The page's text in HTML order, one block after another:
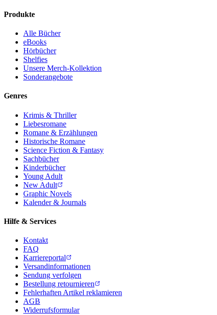
Produkte
Alle Bücher
eBooks
Hörbücher
Shelfies
Unsere Merch-Kollektion
Sonderangebote
Genres
Krimis & Thriller
Liebesromane
Romane & Erzählungen
Historische Romane
Science Fiction & Fantasy
Sachbücher
Kinderbücher
Young Adult
New Adult
Graphic Novels
Kalender & Journals
Hilfe & Services
Kontakt
FAQ
Karriereportal
Versandinformationen
Sendung verfolgen
Bestellung retournieren
Fehlerhaften Artikel reklamieren
AGB
Widerrufsformular